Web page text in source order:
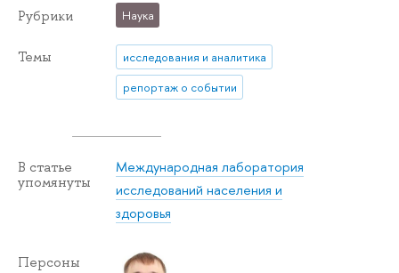
Рубрики Наука
Темы
исследования и аналитика
репортаж о событии
В статье
упомянуты
Международная лаборатория
исследований населения и
здоровья
Персоны